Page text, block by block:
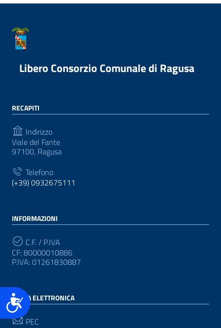
Accessibilità
Libero Consorzio Comunale di Ragusa
RECAPITI
Indirizzo
Viale del Fante
97100, Ragusa
Telefono
(+39) 0932675111
INFORMAZIONI
C.F. / P.IVA
CF: 80000010886
P.IVA: 01261830887
POSTA ELETTRONICA
PEC